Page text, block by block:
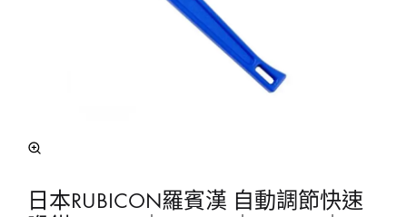
日本RUBICON羅賓漢 自動調節快速